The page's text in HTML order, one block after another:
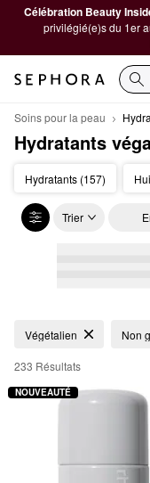
Célébration Beauty
privilégié(e)s du 1er
Soins pour la peau
Hydratants
Hydratants (157)
Trier
Hydratants véganes
Végétalien Non
233 Résultats
NOUVEAUTÉ